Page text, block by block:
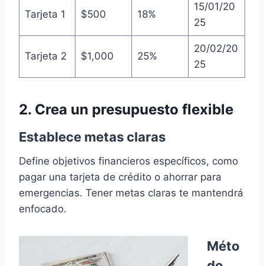
Tarjeta 1 $500 18%
15/01/20
25
Tarjeta 2 $1,000 25%
20/02/20
25
2. Crea un presupuesto flexible
Establece metas claras
Define objetivos financieros específicos, como
pagar una tarjeta de crédito o ahorrar para
emergencias. Tener metas claras te mantendrá
enfocado.
Méto